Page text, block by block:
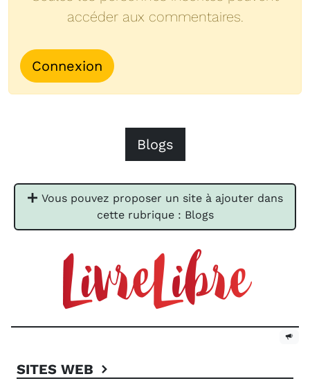
accéder aux commentaires.
Connexion
Blogs
Vous pouvez proposer un site à ajouter dans
cette rubrique : Blogs
SITES WEB